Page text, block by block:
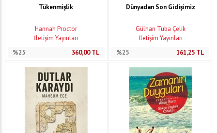
Tükenmişlik
Hannah Proctor
İletişim Yayınları
%25
360,00TL
Dünyadan Son Gidişimiz
Gülhan Tuba Çelik
İletişim Yayınları
%25
161,25 TL